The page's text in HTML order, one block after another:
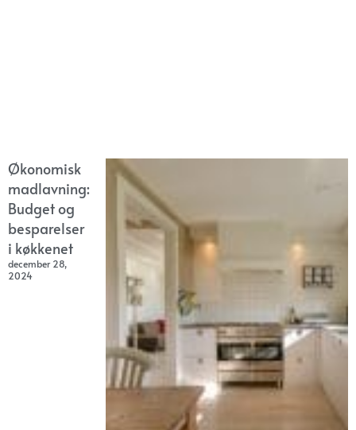
Økonomisk
madlavning:
Budget og
besparelser
i køkkenet
december 28,
2024